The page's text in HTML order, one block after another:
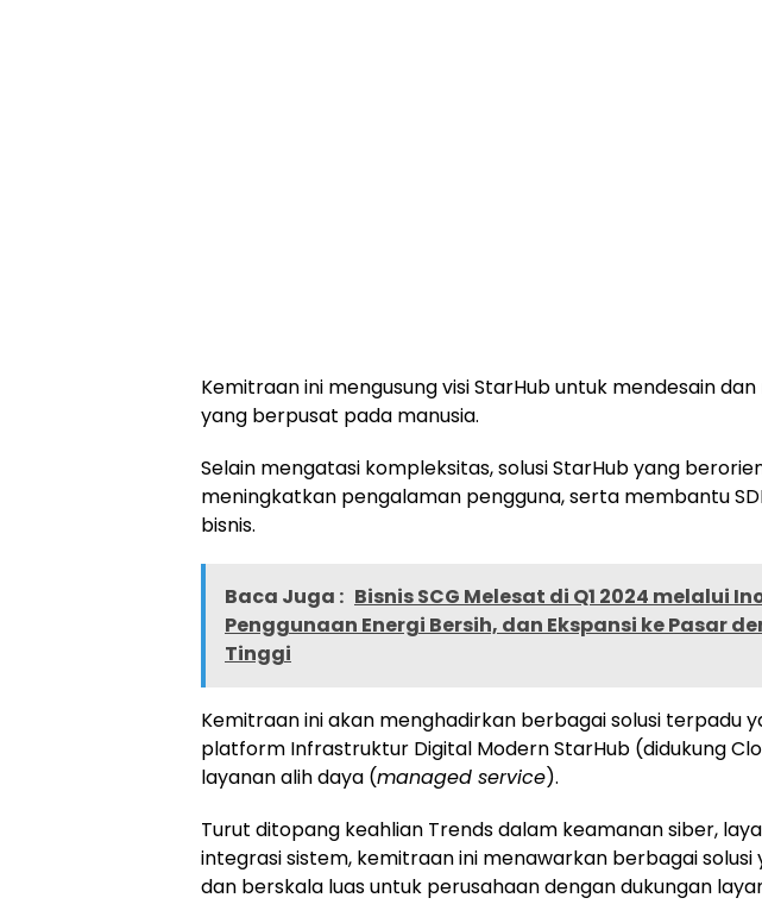
Kemitraan ini mengusung visi StarHub untuk mendesain
yang berpusat pada manusia.
Selain mengatasi kompleksitas, solusi StarHub yang
meningkatkan pengalaman pengguna, serta membantu
bisnis.
Baca Juga : Bisnis SCG Melesat di Q1 2024 melalui
Penggunaan Energi Bersih, dan Ekspansi ke Pasar
Tinggi
Kemitraan ini akan menghadirkan berbagai solusi terpadu
platform Infrastruktur Digital Modern StarHub (didukung
layanan alih daya (managed service).
Turut ditopang keahlian Trends dalam keamanan siber,
integrasi sistem, kemitraan ini menawarkan berbagai solusi
dan berskala luas untuk perusahaan dengan dukungan